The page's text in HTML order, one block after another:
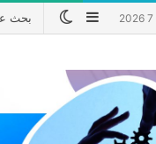
الوضع إضافة
جانبي